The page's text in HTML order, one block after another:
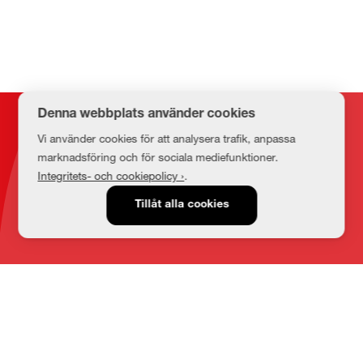
Kontakt
Denna webbplats använder cookies
Vi använder cookies för att analysera trafik, anpassa
marknadsföring och för sociala mediefunktioner.
Integritets- och cookiepolicy ›.
Tillåt alla cookies